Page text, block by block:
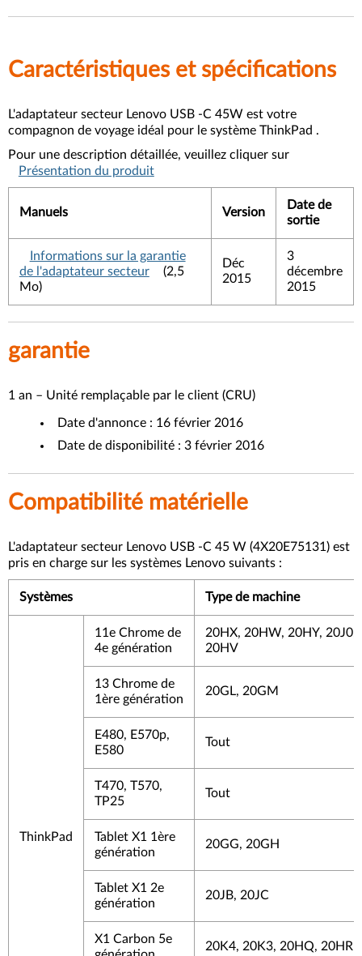
Caractéristiques et spécifications
L'adaptateur secteur Lenovo USB -C 45W est votre
compagnon de voyage idéal pour le système ThinkPad .
Pour une description détaillée, veuillez cliquer sur
Présentation du produit
Manuels Version
Date de
sortie
Informations sur la garantie
de l'adaptateur secteur
(2,5
Mo)
Déc
2015
3
décembre
2015
garantie
1 an – Unité remplaçable par le client (CRU)
Date d'annonce : 16 février 2016
Date de disponibilité : 3 février 2016
Compatibilité matérielle
L'adaptateur secteur Lenovo USB -C 45 W (4X20E75131) est
pris en charge sur les systèmes Lenovo suivants :
Systèmes Type de machine
ThinkPad
11e Chrome de
4e génération
20HX, 20HW, 20HY, 20J0,
20HV
13 Chrome de
1ère génération
20GL, 20GM
E480, E570p,
E580
Tout
T470, T570,
TP25
Tout
Tablet X1 1ère
génération
20GG, 20GH
Tablet X1 2e
génération
20JB, 20JC
X1 Carbon 5e
20K4, 20K3, 20HQ, 20HR